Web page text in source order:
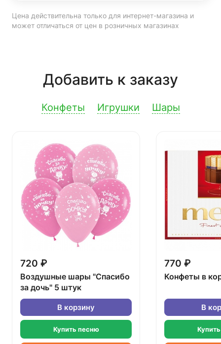
Цена действительна только для интернет-магазина и
может отличаться от цен в розничных магазинах
Добавить к заказу
Конфеты Игрушки Шары
720 ₽
Воздушные шары "Спасибо
за дочь" 5 штук
В корзину
Купить песню
770 ₽
Конфеты в
В